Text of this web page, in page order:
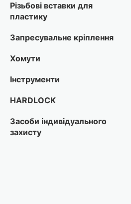
Різьбові вставки для
пластику
Запресувальне кріплення
Хомути
Інструменти
HARDLOCK
Засоби індивідуального
захисту